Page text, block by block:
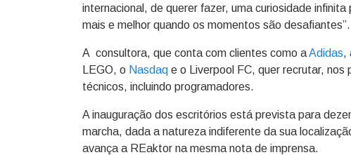
internacional, de querer fazer, uma curiosidade
mais e melhor quando os momentos são desafiantes”.
A consultora, que conta com clientes como aAdidas,
LEGO, o Nasdaq e o Liverpool FC, quer recrutar,
técnicos, incluindo programadores.
A inauguração dos escritórios está prevista para
marcha, dada a natureza indiferente da sua
avança a REaktor na mesma nota de imprensa.